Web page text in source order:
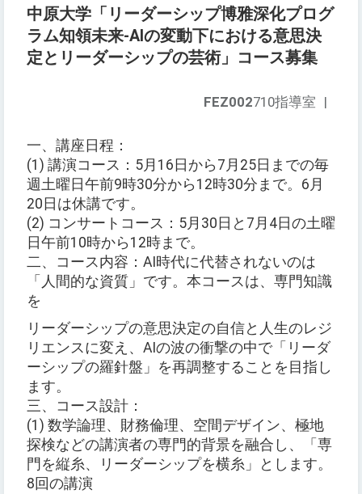
中原大学「リーダーシップ博雅深化プログ
ラム知領未来-AIの変動下における意思決
定とリーダーシップの芸術」コース募集
FEZ002710指導室 |
一、講座日程：
(1) 講演コース：5月16日から7月25日までの毎
週土曜日午前9時30分から12時30分まで。6月
20日は休講です。
(2) コンサートコース：5月30日と7月4日の土曜
日午前10時から12時まで。
二、コース内容：AI時代に代替されないのは
「人間的な資質」です。本コースは、専門知識
を
リーダーシップの意思決定の自信と人生のレジ
リエンスに変え、AIの波の衝撃の中で「リーダ
ーシップの羅針盤」を再調整することを目指し
ます。
三、コース設計：
(1) 数学論理、財務倫理、空間デザイン、極地
探検などの講演者の専門的背景を融合し、「専
門を縦糸、リーダーシップを横糸」とします。
8回の講演